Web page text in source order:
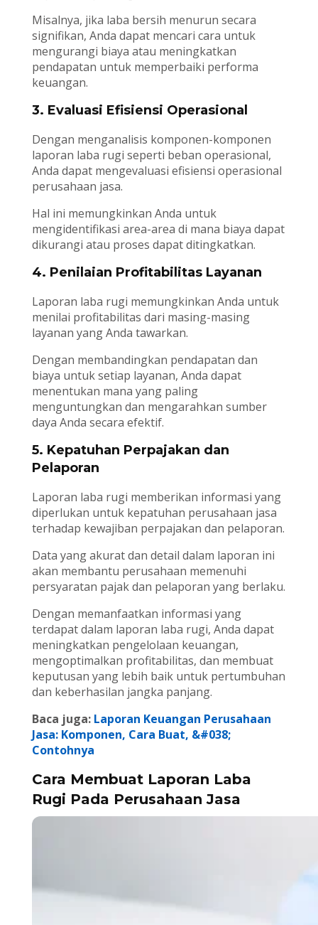
Misalnya, jika laba bersih menurun secara
signifikan, Anda dapat mencari cara untuk
mengurangi biaya atau meningkatkan
pendapatan untuk memperbaiki performa
keuangan.
3. Evaluasi Efisiensi Operasional
Dengan menganalisis komponen-komponen
laporan laba rugi seperti beban operasional,
Anda dapat mengevaluasi efisiensi operasional
perusahaan jasa.
Hal ini memungkinkan Anda untuk
mengidentifikasi area-area di mana biaya dapat
dikurangi atau proses dapat ditingkatkan.
4. Penilaian Profitabilitas Layanan
Laporan laba rugi memungkinkan Anda untuk
menilai profitabilitas dari masing-masing
layanan yang Anda tawarkan.
Dengan membandingkan pendapatan dan
biaya untuk setiap layanan, Anda dapat
menentukan mana yang paling
menguntungkan dan mengarahkan sumber
daya Anda secara efektif.
5. Kepatuhan Perpajakan dan
Pelaporan
Laporan laba rugi memberikan informasi yang
diperlukan untuk kepatuhan perusahaan jasa
terhadap kewajiban perpajakan dan pelaporan.
Data yang akurat dan detail dalam laporan ini
akan membantu perusahaan memenuhi
persyaratan pajak dan pelaporan yang berlaku.
Dengan memanfaatkan informasi yang
terdapat dalam laporan laba rugi, Anda dapat
meningkatkan pengelolaan keuangan,
mengoptimalkan profitabilitas, dan membuat
keputusan yang lebih baik untuk pertumbuhan
dan keberhasilan jangka panjang.
Baca juga: Laporan Keuangan Perusahaan
Jasa: Komponen, Cara Buat, &#038;
Contohnya
Cara Membuat Laporan Laba
Rugi Pada Perusahaan Jasa